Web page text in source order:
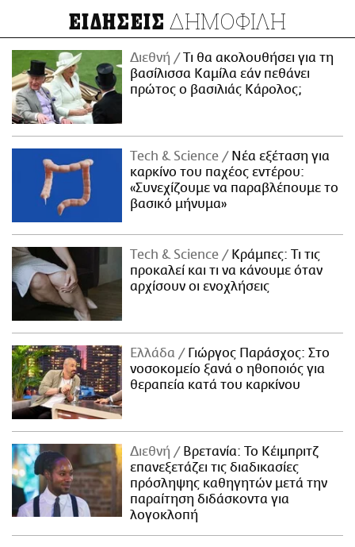
ΕΙΔΗΣΕΙΣ ΔΗΜΟΦΙΛΗ
Διεθνή
Τι θα ακολουθήσει για τη
βασίλισσα Καμίλα εάν πεθάνει
πρώτος ο βασιλιάς Κάρολος;
Τech & Science
Νέα εξέταση για
καρκίνο του παχέος εντέρου:
«Συνεχίζουμε να παραβλέπουμε το
βασικό μήνυμα»
Τech & Science
Κράμπες: Τι τις
προκαλεί και τι να κάνουμε όταν
αρχίσουν οι ενοχλήσεις
Ελλάδα
Γιώργος Παράσχος: Στο
νοσοκομείο ξανά ο ηθοποιός για
θεραπεία κατά του καρκίνου
Διεθνή
Βρετανία: Το Κέιμπριτζ
επανεξετάζει τις διαδικασίες
πρόσληψης καθηγητών μετά την
παραίτηση διδάσκοντα για
λογοκλοπή